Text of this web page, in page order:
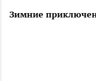
Зимние